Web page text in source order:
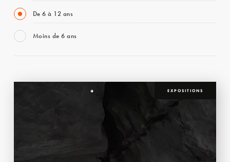
De 6 à 12 ans
Moins de 6 ans
EXPOSITIONS